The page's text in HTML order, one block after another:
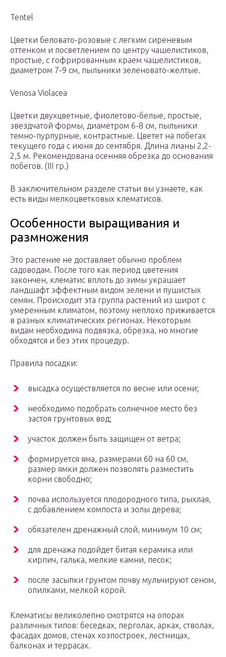
Tentel
Цветки беловато-розовые с легким сиреневым
оттенком и посветлением по центру чашелистиков,
простые, с гофрированным краем чашелистиков,
диаметром 7-9 см, пыльники зеленовато-желтые.
Venosa Violacea
Цветки двухцветные, фиолетово-белые, простые,
звездчатой формы, диаметром 6-8 см, пыльники
темно-пурпурные, контрастные. Цветет на побегах
текущего года с июня до сентября. Длина лианы 2,2-
2,5 м. Рекомендована осенняя обрезка до основания
побегов. (III гр.)
В заключительном разделе статьи вы узнаете, как
есть виды мелкоцветковых клематисов.
Особенности выращивания и
размножения
Это растение не доставляет обычно проблем
садоводам. После того как период цветения
закончен, клематис вплоть до зимы украшает
ландшафт эффектным видом зелени и пушистых
семян. Происходит эта группа растений из широт с
умеренным климатом, поэтому неплохо приживается
в разных климатических регионах. Некоторым
видам необходима подвязка, обрезка, но многие
обходятся и без этих процедур.
Правила посадки:
высадка осуществляется по весне или осени;
необходимо подобрать солнечное место без
застоя грунтовых вод;
участок должен быть защищен от ветра;
формируется яма, размерами 60 на 60 см,
размер ямки должен позволять разместить
корни свободно;
почва используется плодородного типа, рыхлая,
с добавлением компоста и золы дерева;
обязателен дренажный слой, минимум 10 см;
для дренажа подойдет битая керамика или
кирпич, галька, мелкие камни, песок;
после засыпки грунтом почву мульчируют сеном,
опилками, мелкой корой.
Клематисы великолепно смотрятся на опорах
различных типов: беседках, перголах, арках, стволах,
фасадах домов, стенах хозпостроек, лестницах,
балконах и террасах.